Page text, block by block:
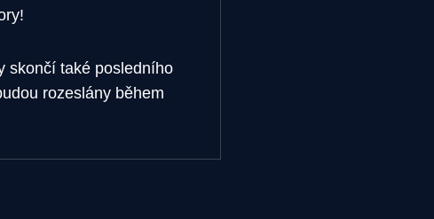
skončí také posledního
rozeslány během